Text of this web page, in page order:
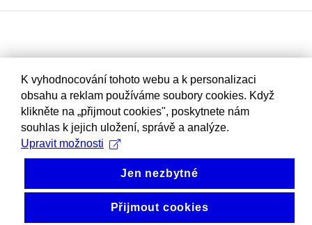
K vyhodnocování tohoto webu a k personalizaci
obsahu a reklam používáme soubory cookies. Když
klikněte na „přijmout cookies", poskytnete nám
souhlas k jejich uložení, správě a analýze.
Upravit možnosti
Jen nezbytné
Přijmout cookies